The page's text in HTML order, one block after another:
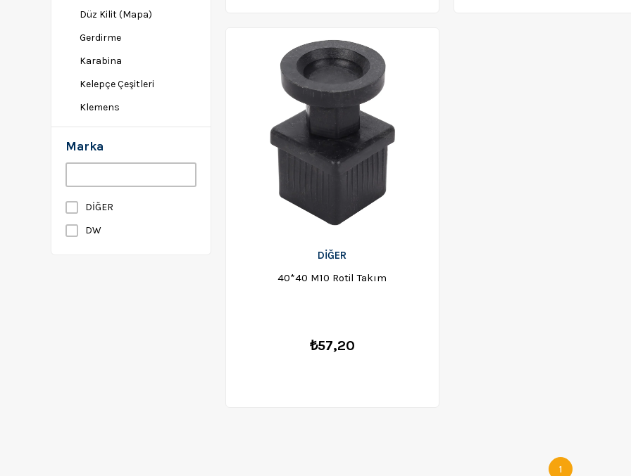
Düz Kilit (Mapa)
Gerdirme
Karabina
Kelepçe Çeşitleri
Klemens
Vida - Civata
Perçin Çeşitleri
Marka
DİĞER
DW
DİĞER
40*40 M10 Rotil Takım
₺57,20
1